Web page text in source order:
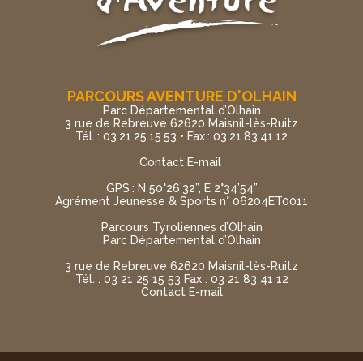
PARCOURS AVENTURE D'OLHAIN
Parc Départemental d’Olhain
3 rue de Rebreuve 62620 Maisnil-lès-Ruitz
Tél. : 03 21 25 15 53 • Fax : 03 21 83 41 12
Contact E-mail
GPS : N 50°26’32”, E 2°34’54”
Agrément Jeunesse & Sports n° 06204ET0011
Parcours Tyroliennes d’Olhain
Parc Départemental d’Olhain
3 rue de Rebreuve 62620 Maisnil-lès-Ruitz
Tél. : 03 21 25 15 53 Fax : 03 21 83 41 12
Contact E-mail